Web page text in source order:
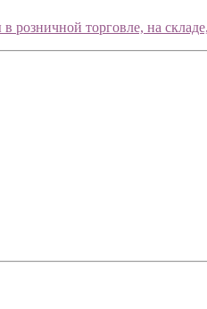
торговле, на